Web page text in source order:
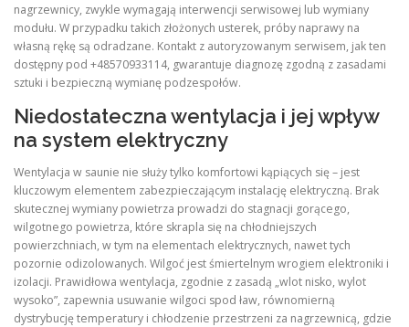
nagrzewnicy, zwykle wymagają interwencji serwisowej lub wymiany
modułu. W przypadku takich złożonych usterek, próby naprawy na
własną rękę są odradzane. Kontakt z autoryzowanym serwisem, jak ten
dostępny pod +48570933114, gwarantuje diagnozę zgodną z zasadami
sztuki i bezpieczną wymianę podzespołów.
Niedostateczna wentylacja i jej wpływ
na system elektryczny
Wentylacja w saunie nie służy tylko komfortowi kąpiących się – jest
kluczowym elementem zabezpieczającym instalację elektryczną. Brak
skutecznej wymiany powietrza prowadzi do stagnacji gorącego,
wilgotnego powietrza, które skrapla się na chłodniejszych
powierzchniach, w tym na elementach elektrycznych, nawet tych
pozornie odizolowanych. Wilgoć jest śmiertelnym wrogiem elektroniki i
izolacji. Prawidłowa wentylacja, zgodnie z zasadą „wlot nisko, wylot
wysoko”, zapewnia usuwanie wilgoci spod ław, równomierną
dystrybucję temperatury i chłodzenie przestrzeni za nagrzewnicą, gdzie